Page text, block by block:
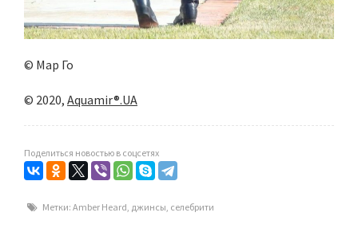
© Мар Го
© 2020, Aquamir®.UA
Поделиться новостью в соцсетях
Метки: Amber Heard, джинсы, селебрити